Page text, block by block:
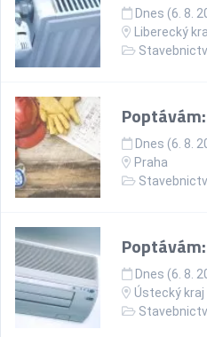
Dnes (6. 8.
Liberecký
Dnes (6. 8.
Praha
Dnes (6. 8.
Ústecký kraj